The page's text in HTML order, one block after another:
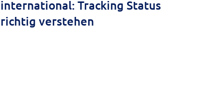
international: Tracking Status
richtig verstehen